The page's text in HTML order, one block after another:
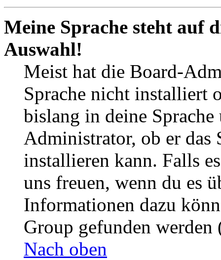
Meine Sprache steht auf
Auswahl!
Meist hat die Board-
Sprache nicht installiert
bislang in deine
Administrator, ob er das
installieren kann. Falls
uns freuen, wenn du es
Informationen dazu
Group gefunden
Nach oben